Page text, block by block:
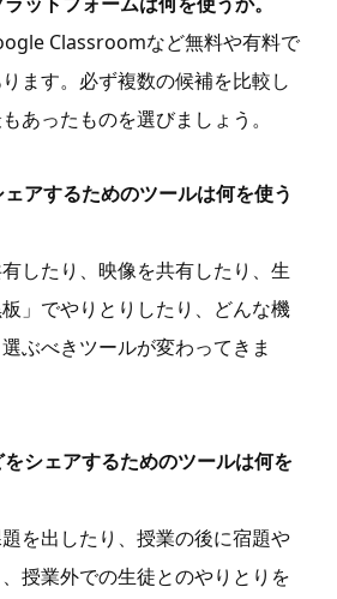
Classroomなど無料や有料で
ます。必ず複数の候補を比較し
あったものを選びましょう。
アするためのツールは何を使う
したり、映像を共有したり、生
」でやりとりしたり、どんな機
ぶべきツールが変わってきま
シェアするためのツールは何を
を出したり、授業の後に宿題や
授業外での生徒とのやりとりを